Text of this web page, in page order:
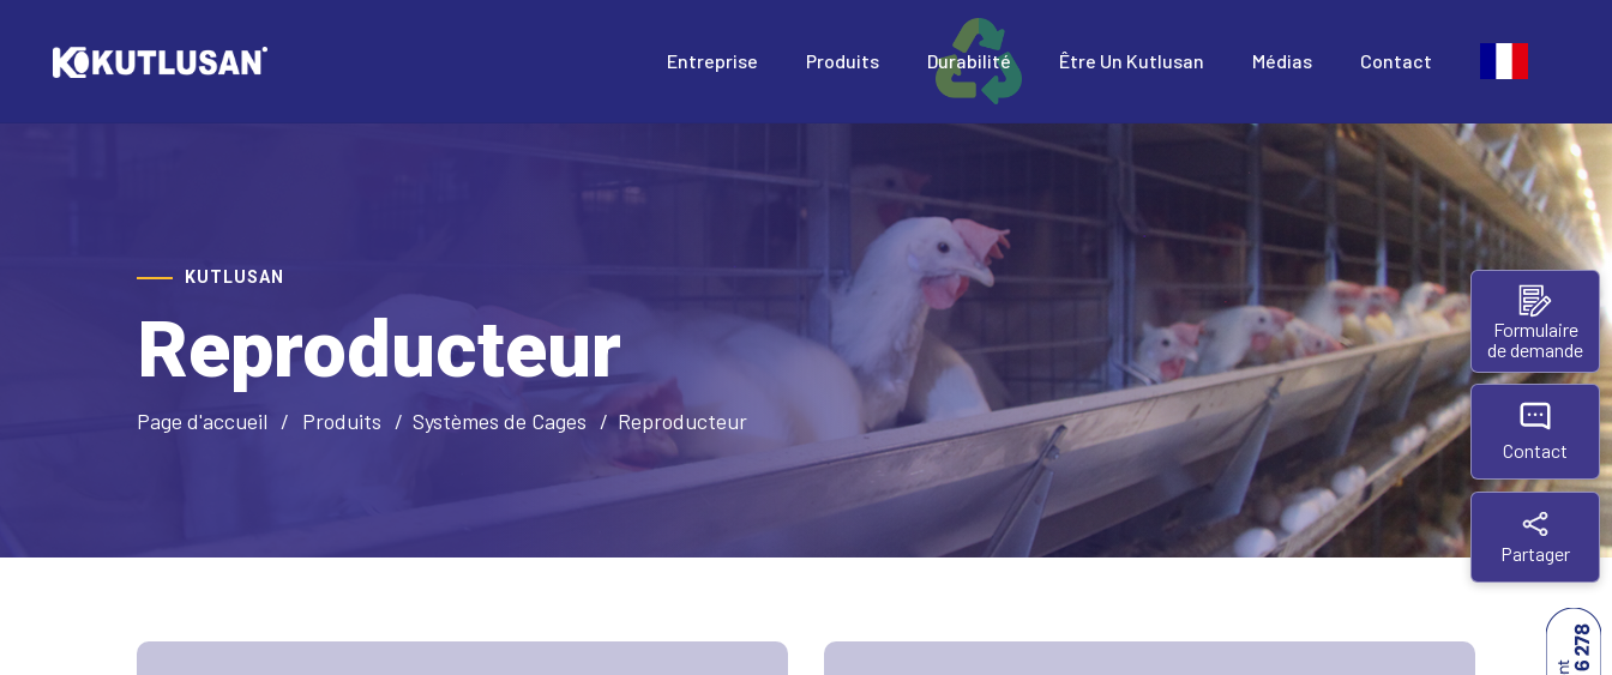
Entreprise Produits Durabilité Être Un Kutlusan Médias Contact
KUTLUSAN
Reproducteur
Page d'accueil Produits Systèmes de Cages Reproducteur
Formulaire
de demande
Contact
Partager